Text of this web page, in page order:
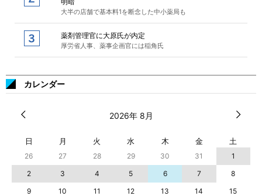
大半の店舗で基本料1を断念した中小薬局も
薬剤管理官に大原氏が内定
厚労省人事、薬事企画官には稲角氏
カレンダー
2026年 8月
日 月 火 水 木 金 土
26 27 28 29 30 31
1
2
3 4 5 6 7
8
9
10 11 12 13 14
15